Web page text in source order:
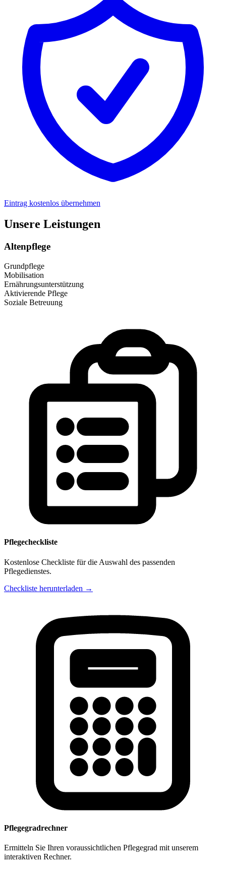
Eintrag kostenlos übernehmen
Unsere Leistungen
Altenpflege
Grundpflege
Mobilisation
Ernährungsunterstützung
Aktivierende Pflege
Soziale Betreuung
Pflegecheckliste
Kostenlose Checkliste für die Auswahl des passenden
Pflegedienstes.
Checkliste herunterladen →
Pflegegradrechner
Ermitteln Sie Ihren voraussichtlichen Pflegegrad mit unserem
interaktiven Rechner.